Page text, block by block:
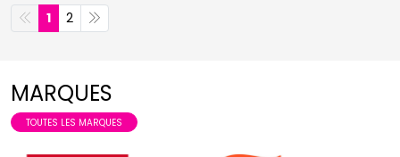
1 2
MARQUES
TOUTES LES MARQUES